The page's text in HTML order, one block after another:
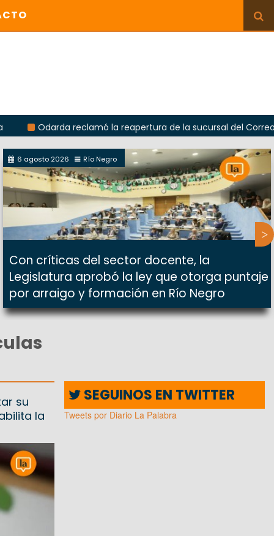
reclamó la reapertura de la sucursal del Correo
6 agosto 2026 Río Negro
Con críticas del sector docente, la
Legislatura aprobó la ley que otorga puntaje
por arraigo y formación en Río Negro
su
la
SEGUINOS EN TWITTER
Tweets por Diario La Palabra